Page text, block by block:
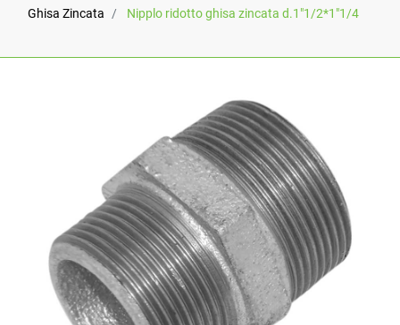
Ghisa Zincata Nipplo ridotto ghisa zincata d.1"1/2*1"1/4